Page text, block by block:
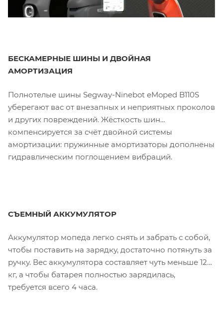
БЕСКАМЕРНЫЕ ШИНЫ И ДВОЙНАЯ
АМОРТИЗАЦИЯ
Полнотелые шины Segway-Ninebot eMoped B110S
уберегают вас от внезапных и неприятных проколов
и других повреждений. Жёсткость шин
компенсируется за счёт двойной системы
амортизации: пружинные амортизаторы дополнены
гидравлическим поглощением вибраций.
СЪЕМНЫЙ АККУМУЛЯТОР
Аккумулятор мопеда легко снять и забрать с собой,
чтобы поставить на зарядку, достаточно потянуть за
ручку. Вес аккумулятора составляет чуть меньше 12
кг, а чтобы батарея полностью зарядилась,
требуется всего 4 часа.